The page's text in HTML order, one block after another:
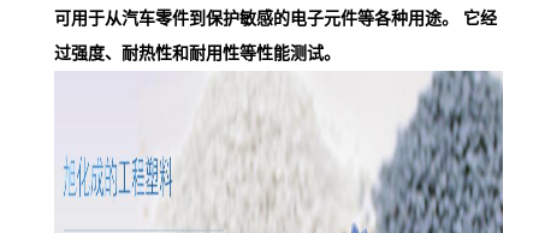
可用于从汽车零件到保护敏感的电子元件等各种用途。 它经
过强度、耐热性和耐用性等性能测试。